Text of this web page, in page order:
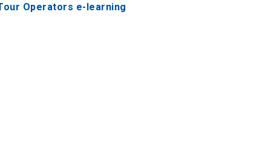
Operators e-learning